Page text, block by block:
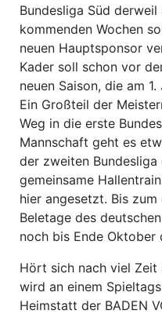
Bundesliga Süd
kommenden Wochen
neuen Hauptsponsor
Kader soll schon vor
neuen Saison, die am
Ein Großteil der
Weg in die erste
Mannschaft geht es
der zweiten
gemeinsame
hier angesetzt. Bis
Beletage des
noch bis Ende Oktober
Hört sich nach viel
wird an einem
Heimstatt der BADEN